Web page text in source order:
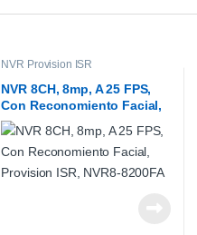
NVR Provision ISR
NVR 8CH, 8mp, A 25 FPS,
Con Reconomiento Facial,
Provision ISR, NVR8-
8200FA